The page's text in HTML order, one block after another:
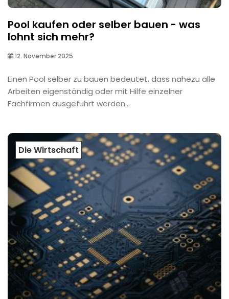
Pool kaufen oder selber bauen - was
lohnt sich mehr?
12. November 2025
Einen Pool selber zu bauen bedeutet, dass nahezu alle
Arbeiten eigenständig oder mit Hilfe einzelner
Fachfirmen ausgeführt werden...
Die Wirtschaft